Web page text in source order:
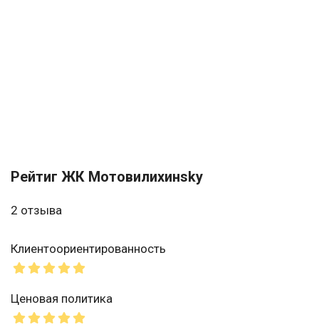
Рейтиг ЖК Мотовилихинsky
2 отзыва
Клиентоориентированность
Ценовая политика